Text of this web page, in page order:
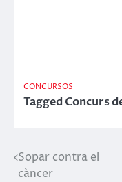
CONCURSOS
TaggedConcurs
Navegació
Sopar contra el
càncer